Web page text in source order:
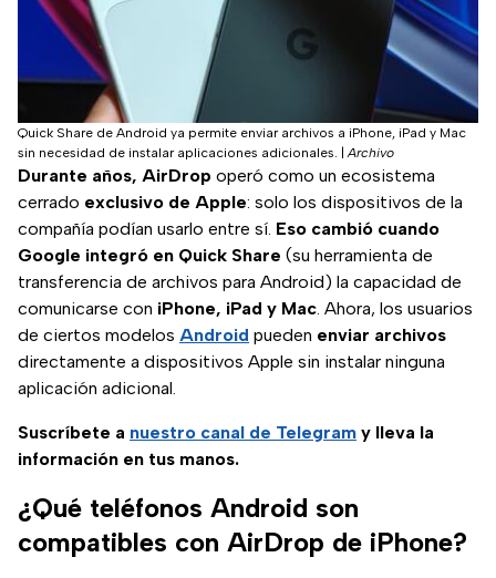
Quick Share de Android ya permite enviar archivos a iPhone, iPad y Mac
sin necesidad de instalar aplicaciones adicionales. |Archivo
Durante años, AirDrop operó como un ecosistema
cerrado exclusivo de Apple: solo los dispositivos de la
compañía podían usarlo entre sí. Eso cambió cuando
Google integró en Quick Share (su herramienta de
transferencia de archivos para Android) la capacidad de
comunicarse con iPhone, iPad y Mac. Ahora, los usuarios
de ciertos modelos Android pueden enviar archivos
directamente a dispositivos Apple sin instalar ninguna
aplicación adicional.
Suscríbete a nuestro canal de Telegram y lleva la
información en tus manos.
¿Qué teléfonos Android son
compatibles con AirDrop de iPhone?